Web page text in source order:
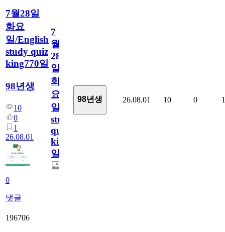
7월28일
화요
일/English
study quiz
king770일
98년생
10
0
1
26.08.01
0
댓글
7
월
28
일
화
요
일/English
study
quiz
king770
일
98년생 26.08.01 10 0 1
196706